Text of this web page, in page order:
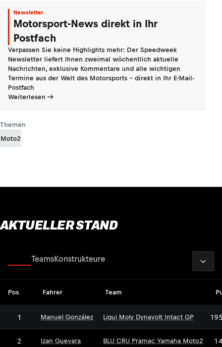
Newsletter
Motorsport-News direkt in Ihr
Postfach
Verpassen Sie keine Highlights mehr: Der Speedweek
Newsletter liefert Ihnen zweimal wöchentlich aktuelle
Nachrichten, exklusive Kommentare und alle wichtigen
Termine aus der Welt des Motorsports - direkt in Ihr E-Mail-
Postfach
Weiterlesen
Themen
Moto2
AKTUELLER STAND
TeamsKonstrukteure
Pos Fahrer Team
1 Manuel González Liqui Moly Dynavolt Intact GP
2 Izan Guevara BLU CRU Pramac Yamaha Moto2